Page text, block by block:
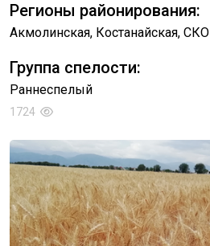
Регионы районирования:
Акмолинская, Костанайская, СКО
Группа спелости:
Раннеспелый
1724